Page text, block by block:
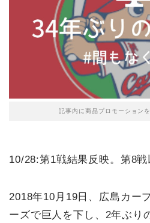
記事内に商品プロモーション
10/28:第1戦結果反映。第8戦
2018年10月19日、広島カー
ーズで巨人を下し、2年ぶり